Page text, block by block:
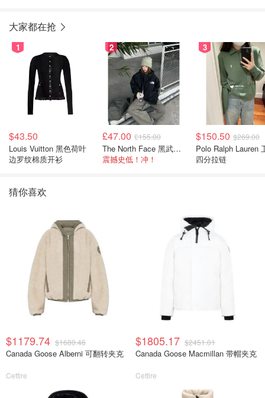
大家都在抢
1
$43.50
Louis Vuitton 黑色荷叶
边罗纹棉质开衫
2
£47.00 £155.00
The North Face 黑武士冲锋衣
震撼史低！冲！
3
$150.50 $269.00
Polo Ralph Lauren 卫衣
四分拉链
猜你喜欢
$1179.74 $1680.46
Canada Goose Alberni 可翻转夹克
Cettire
$1805.17 $2451.01
Canada Goose Macmillan 带帽夹克
Cettire